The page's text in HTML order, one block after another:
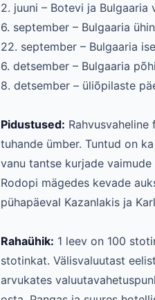
2. juuni – Botevi ja
6. september – Bulgaaria
22. september – Bulgaaria
6. detsember – Bulgaaria
8. detsember – üliõpilaste
Pidustused:
tuhande ümber. Tuntud on
vanu tantse kurjade
Rodopi mägedes kevade
pühapäeval Kazanlakis ja
Rahaühik: 1 leev on 100
stotinkat. Välisvaluutast
arvukates